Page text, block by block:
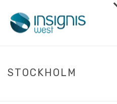
STOCKHOLM